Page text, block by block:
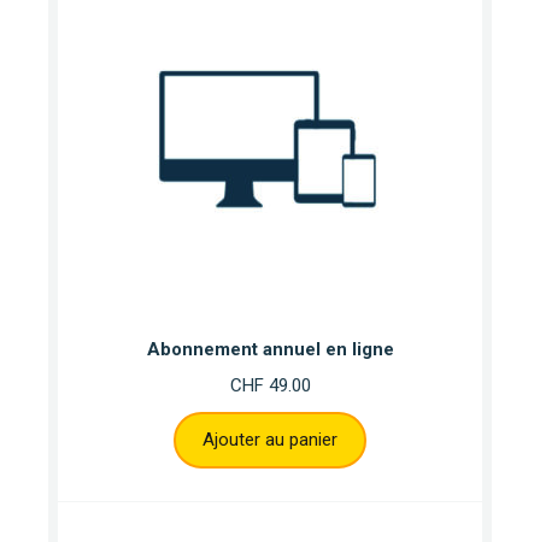
Abonnement annuel en ligne
CHF49.00
Ajouter au panier